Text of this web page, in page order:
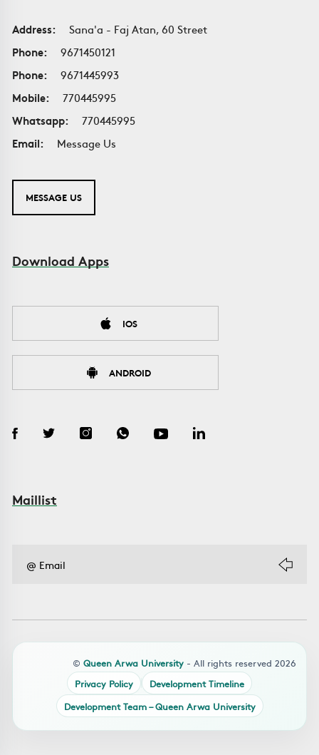
Address:
Sana'a - Faj Atan, 60 Street
Phone:
9671450121
Phone:
9671445993
Mobile:
770445995
Whatsapp:
770445995
Email:
Message Us
MESSAGE US
Download Apps
IOS
ANDROID
Maillist
© Queen Arwa University - All rights reserved 2026
Privacy Policy
Development Timeline
Development Team – Queen Arwa University